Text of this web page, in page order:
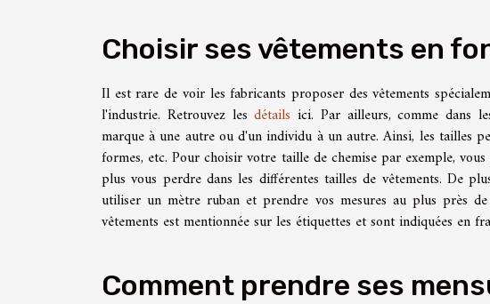
Choisir ses vêtements en
Il est rare de voir les fabricants proposer des vêtements
l'industrie. Retrouvez lesdétails ici. Par ailleurs, comme dans
marque à une autre ou d'un individu à un autre. Ainsi, les tailles
formes, etc. Pour choisir votre taille de chemise par exemple,
plus vous perdre dans les différentes tailles de vêtements. De
utiliser un mètre ruban et prendre vos mesures au plus près
vêtements est mentionnée sur les étiquettes et sont indiquées en
Comment prendre ses